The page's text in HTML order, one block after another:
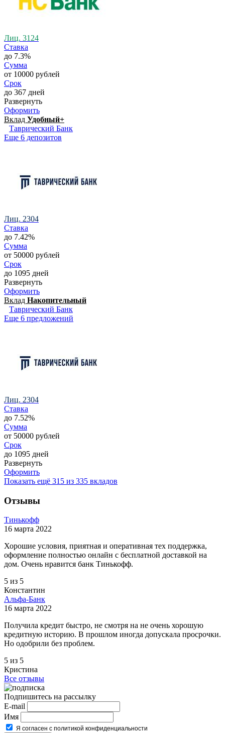
Лиц. 3124
Ставка
до 7.3%
Сумма
от 10000 рублей
Срок
до 367 дней
Развернуть
Оформить
Вклад Удобный+
Таврический Банк
Еще 6 депозитов
Лиц. 2304
Ставка
до 7.42%
Сумма
от 50000 рублей
Срок
до 1095 дней
Развернуть
Оформить
Вклад Накопительный
Таврический Банк
Еще 6 предложений
Лиц. 2304
Ставка
до 7.52%
Сумма
от 50000 рублей
Срок
до 1095 дней
Развернуть
Оформить
Показать ещё 315 из 335 вкладов
Отзывы
Тинькофф
16 марта 2022
Хорошие условия, приятная и оперативная тех поддержка,
оформление полностью онлайн с бесплатной доставкой на
дом. Очень нравится банк Тинькофф.
5 из 5
Константин
Альфа-Банк
16 марта 2022
Получила кредит быстро, не смотря на не очень хорошую
кредитную историю. В прошлом иногда допускала просрочки.
Но одобрили без проблем.
5 из 5
Кристина
Все отзывы
Подпишитесь на рассылку
E-mail
Имя
Я согласен с политикой конфиденциальности